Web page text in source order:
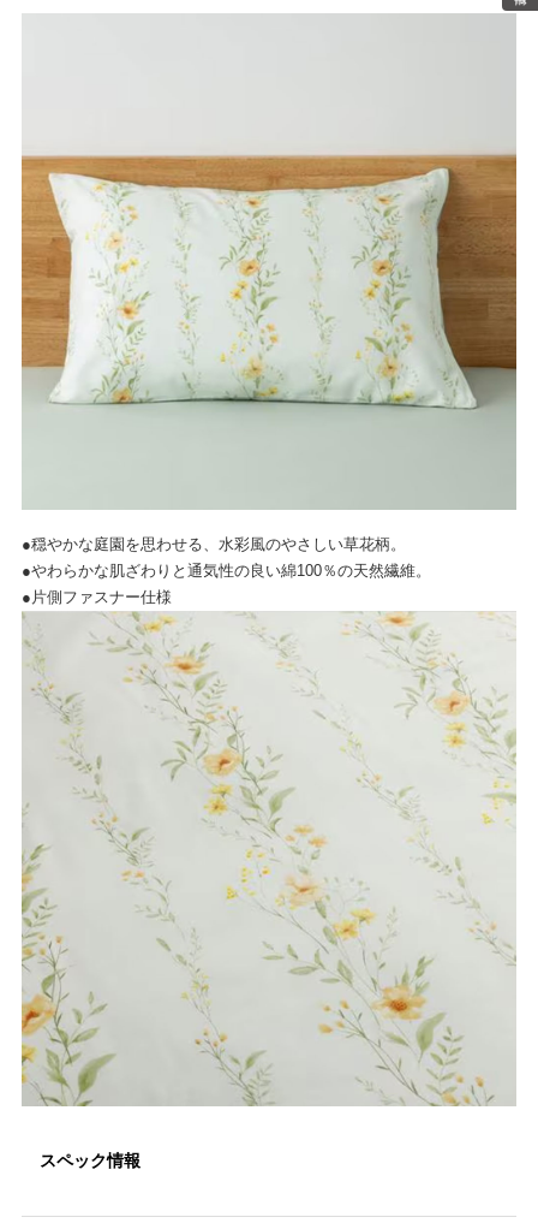
●穏やかな庭園を思わせる、水彩風のやさしい草花柄。
●やわらかな肌ざわりと通気性の良い綿100％の天然繊維。
●片側ファスナー仕様
スペック情報